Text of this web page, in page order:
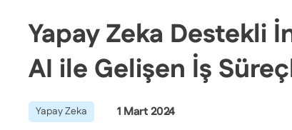
Yapay Zeka Destekli
AI ile Gelişen İş
Yapay Zeka 1 Mart 2024